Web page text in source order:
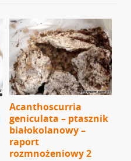
Acanthoscurria
geniculata – ptasznik
białokolanowy –
raport
rozmnożeniowy 2